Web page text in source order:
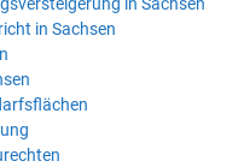
in Sachsen
in Sachsen